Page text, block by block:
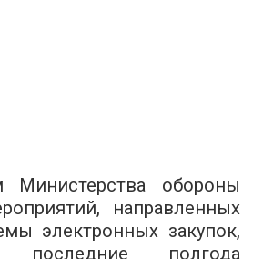
Министерства обороны
направленных
электронных закупок,
полгода